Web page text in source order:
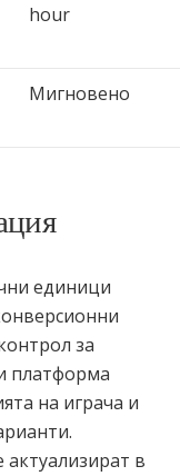
hour
Мигновено
единици
за
платформа
на играча и
в